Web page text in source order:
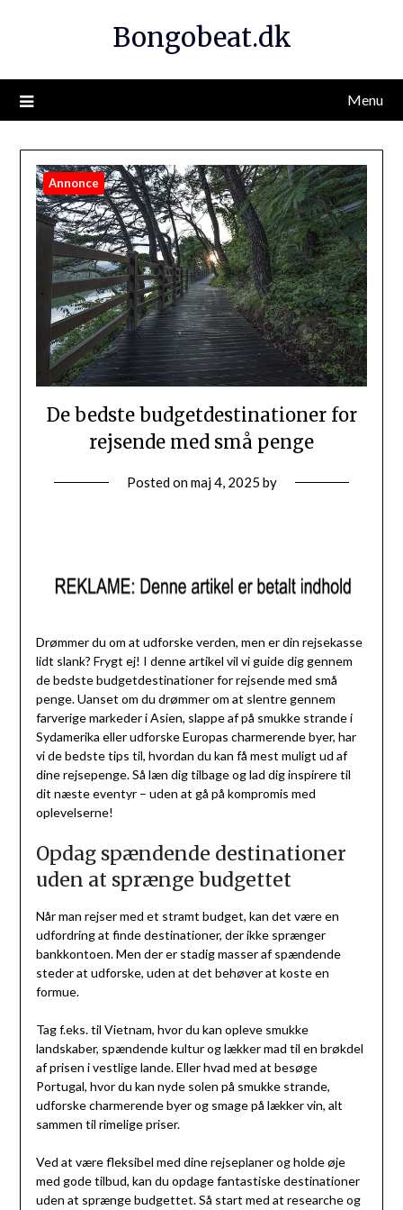
Bongobeat.dk
Menu
Annonce
De bedste budgetdestinationer for
rejsende med små penge
Posted onmaj 4, 2025 by
Drømmer du om at udforske verden, men er din rejsekasse
lidt slank? Frygt ej! I denne artikel vil vi guide dig gennem
de bedste budgetdestinationer for rejsende med små
penge. Uanset om du drømmer om at slentre gennem
farverige markeder i Asien, slappe af på smukke strande i
Sydamerika eller udforske Europas charmerende byer, har
vi de bedste tips til, hvordan du kan få mest muligt ud af
dine rejsepenge. Så læn dig tilbage og lad dig inspirere til
dit næste eventyr – uden at gå på kompromis med
oplevelserne!
Opdag spændende destinationer
uden at sprænge budgettet
Når man rejser med et stramt budget, kan det være en
udfordring at finde destinationer, der ikke sprænger
bankkontoen. Men der er stadig masser af spændende
steder at udforske, uden at det behøver at koste en
formue.
Tag f.eks. til Vietnam, hvor du kan opleve smukke
landskaber, spændende kultur og lækker mad til en brøkdel
af prisen i vestlige lande. Eller hvad med at besøge
Portugal, hvor du kan nyde solen på smukke strande,
udforske charmerende byer og smage på lækker vin, alt
sammen til rimelige priser.
Ved at være fleksibel med dine rejseplaner og holde øje
med gode tilbud, kan du opdage fantastiske destinationer
uden at sprænge budgettet. Så start med at researche og